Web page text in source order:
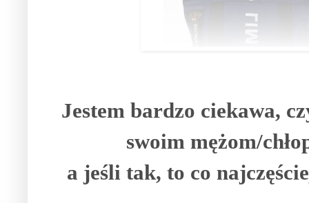
Jestem bardzo ciekawa,
swoim mężom/
a jeśli tak, to co